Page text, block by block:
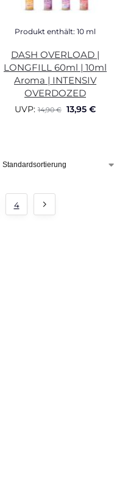
Produkt enthält: 10 ml
DASH OVERLOAD |
LONGFILL 60ml | 10ml
Aroma | INTENSIV
OVERDOZED
UVP: 14,90€ 13,95€
4